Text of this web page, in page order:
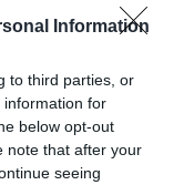
Information
to third parties, or
information for
below opt-out
note that after your
seeing